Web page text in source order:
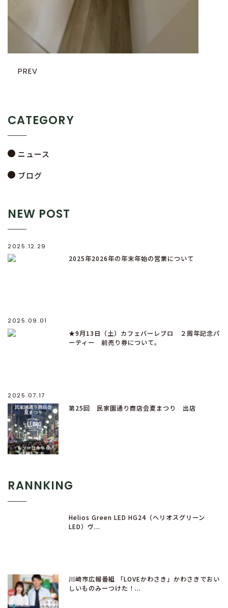
PREV
CATEGORY
ニュース
ブログ
NEW POST
2025.12.29
2025年2026年の年末年始の営業について
2025.09.01
★9月13日（土）カフェバーレブロ ２周年記念パ
ーティー 前売り券について。
2025.07.17
第25回 民家園通り商店会夏まつり 出店
RANNKING
Helios Green LED HG24（ヘリオスグリーン
LED）ヴ...
川崎市広報番組 「LOVEかわさき」かわさきでおい
しいものみーつけた！...